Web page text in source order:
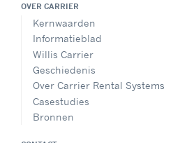
OVER CARRIER
Kernwaarden
Informatieblad
Willis Carrier
Geschiedenis
Over Carrier Rental Systems
Casestudies
Bronnen